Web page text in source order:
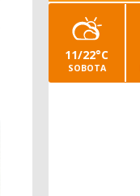
11/22°C
SOBOTA